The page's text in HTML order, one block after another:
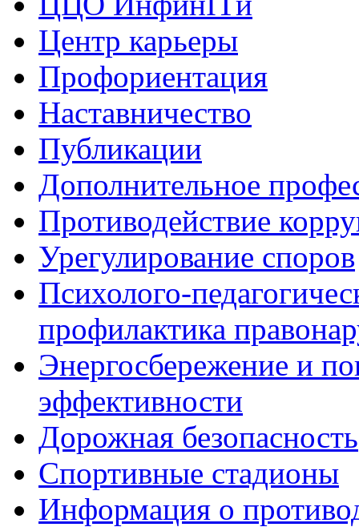
Центр карьеры
Профориентация
Наставничество
Публикации
Дополнительное
Противодействие
Урегулирование споров
Психолого-
профилактика
Энергосбережение и
эффективности
Дорожная безопасность
Спортивные стадионы
Информация о